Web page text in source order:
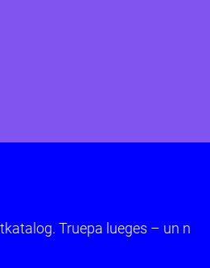
Truepa lueges – un n